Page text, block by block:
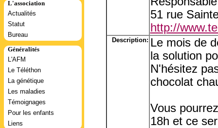
L'association
Actualités
Statut
Bureau
Généralités
L'AFM
Le Téléthon
La génétique
Les maladies
Témoignages
Pour les enfants
Liens
51 rue
http://
Description: Le mois de
la solution
N'hésitez
chocolat
Vous
18h et ce